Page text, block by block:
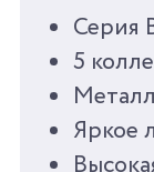
Серия
5
Яркое
СЕРИЯ
ПОЛ
ВОЗРАСТ